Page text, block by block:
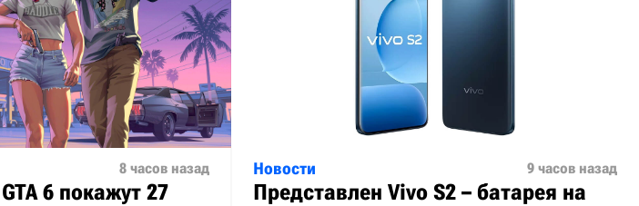
8 часов назад
6 покажут 27
Новости 9 часов назад
Представлен Vivo S2 – батарея на